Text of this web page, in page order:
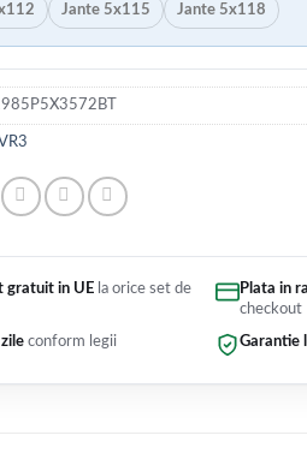
Jante 5x115 Jante 5x118
gratuit in UE la orice set de
Plata in
checkout
conform legii Garantie